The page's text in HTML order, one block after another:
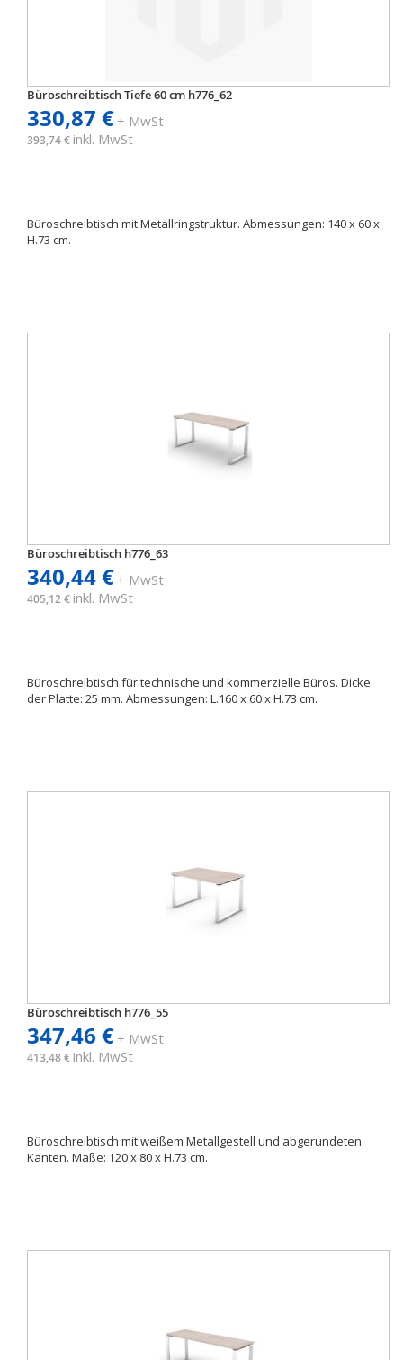
Büroschreibtisch Tiefe 60 cm h776_62
330,87 €+ MwSt
393,74 € inkl. MwSt
Büroschreibtisch mit Metallringstruktur. Abmessungen: 140 x 60 x
H.73 cm.
Büroschreibtisch h776_63
340,44 €+ MwSt
405,12 € inkl. MwSt
Büroschreibtisch für technische und kommerzielle Büros. Dicke
der Platte: 25 mm. Abmessungen: L.160 x 60 x H.73 cm.
Büroschreibtisch h776_55
347,46 €+ MwSt
413,48 € inkl. MwSt
Büroschreibtisch mit weißem Metallgestell und abgerundeten
Kanten. Maße: 120 x 80 x H.73 cm.